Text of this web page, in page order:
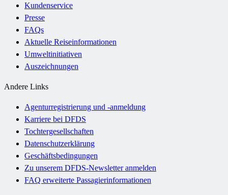
Kundenservice
Presse
FAQs
Aktuelle Reiseinformationen
Umweltinitiativen
Auszeichnungen
Andere Links
Agenturregistrierung und -anmeldung
Karriere bei DFDS
Tochtergesellschaften
Datenschutzerklärung
Geschäftsbedingungen
Zu unserem DFDS-Newsletter anmelden
FAQ erweiterte Passagierinformationen